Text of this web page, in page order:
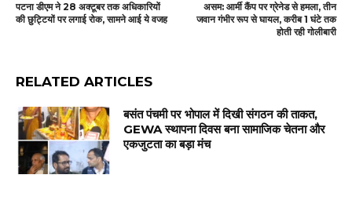
पटना डीएम ने 28 अक्टूबर तक अधिकारियों
की छुट्टियों पर लगाई रोक, सामने आई ये वजह
असम: आर्मी कैंप पर ग्रेनेड से हमला, तीन
जवान गंभीर रूप से घायल, करीब 1 घंटे तक
होती रही गोलीबारी
RELATED ARTICLES
बसंत पंचमी पर भोपाल में दिखी संगठन की ताकत,
GEWA स्थापना दिवस बना सामाजिक चेतना और
एकजुटता का बड़ा मंच